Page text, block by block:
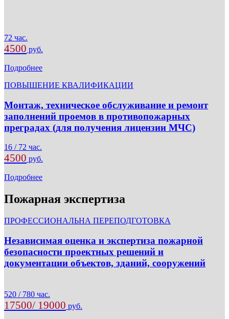
72 час.
4500 руб.
Подробнее
ПОВЫШЕНИЕ КВАЛИФИКАЦИИ
Монтаж, техническое обслуживание и ремонт
заполнений проемов в противопожарных
преградах (для получения лицензии МЧС)
16 / 72 час.
4500 руб.
Подробнее
Пожарная экспертиза
ПРОФЕССИОНАЛЬНА ПЕРЕПОДГОТОВКА
Независимая оценка и экспертиза пожарной
безопасности проектных решений и
документации объектов, зданий, сооружений
520 / 780 час.
17500/ 19000 руб.